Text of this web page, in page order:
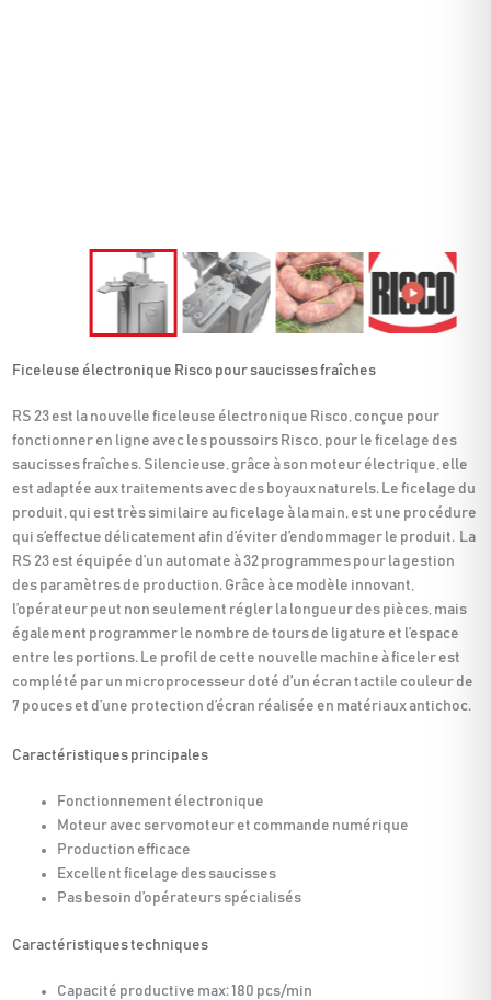
Ficeleuse électronique Risco pour saucisses fraîches
RS 23 est la nouvelle ficeleuse électronique Risco, conçue pour
fonctionner en ligne avec les poussoirs Risco, pour le ficelage des
saucisses fraîches. Silencieuse, grâce à son moteur électrique, elle
est adaptée aux traitements avec des boyaux naturels. Le ficelage du
produit, qui est très similaire au ficelage à la main, est une procédure
qui s’effectue délicatement afin d’éviter d’endommager le produit. La
RS 23 est équipée d’un automate à 32 programmes pour la gestion
des paramètres de production. Grâce à ce modèle innovant,
l’opérateur peut non seulement régler la longueur des pièces, mais
également programmer le nombre de tours de ligature et l’espace
entre les portions. Le profil de cette nouvelle machine à ficeler est
complété par un microprocesseur doté d’un écran tactile couleur de
7 pouces et d’une protection d’écran réalisée en matériaux antichoc.
Caractéristiques principales
Fonctionnement électronique
Moteur avec servomoteur et commande numérique
Production efficace
Excellent ficelage des saucisses
Pas besoin d’opérateurs spécialisés
Caractéristiques techniques
Capacité productive max: 180 pcs/min